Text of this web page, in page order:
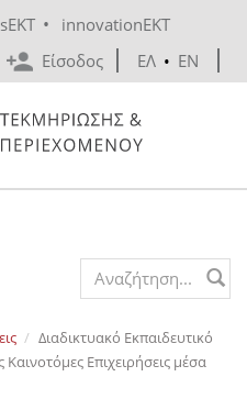
•
innovationEKT
Είσοδος
ΕΛ • EN
Search form
Διαδικτυακό Εκπαιδευτικό
Καινοτόμες Επιχειρήσεις μέσα